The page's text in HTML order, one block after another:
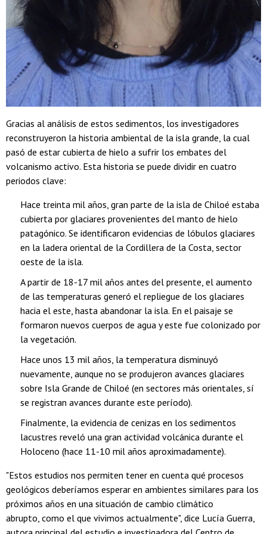
Gracias al análisis de estos sedimentos, los investigadores
reconstruyeron la historia ambiental de la isla grande, la cual
pasó de estar cubierta de hielo a sufrir los embates del
volcanismo activo. Esta historia se puede dividir en cuatro
periodos clave:
Hace treinta mil años, gran parte de la isla de Chiloé estaba
cubierta por glaciares provenientes del manto de hielo
patagónico. Se identificaron evidencias de lóbulos glaciares
en la ladera oriental de la Cordillera de la Costa, sector
oeste de la isla.
A partir de 18-17 mil años antes del presente, el aumento
de las temperaturas generó el repliegue de los glaciares
hacia el este, hasta abandonar la isla. En el paisaje se
formaron nuevos cuerpos de agua y este fue colonizado por
la vegetación.
Hace unos 13 mil años, la temperatura disminuyó
nuevamente, aunque no se produjeron avances glaciares
sobre Isla Grande de Chiloé (en sectores más orientales, sí
se registran avances durante este período).
Finalmente, la evidencia de cenizas en los sedimentos
lacustres reveló una gran actividad volcánica durante el
Holoceno (hace 11-10 mil años aproximadamente).
"Estos estudios nos permiten tener en cuenta qué procesos
geológicos deberíamos esperar en ambientes similares para los
próximos años en una situación de cambio climático
abrupto, como el que vivimos actualmente", dice Lucía Guerra,